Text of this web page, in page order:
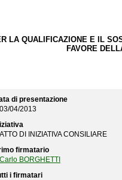
LA QUALIFICAZIONE E IL
FAVORE
di presentazione
03/04/2013
ATTO DI INIZIATIVA CONSILIARE
firmatario
Carlo BORGHETTI
i firmatari